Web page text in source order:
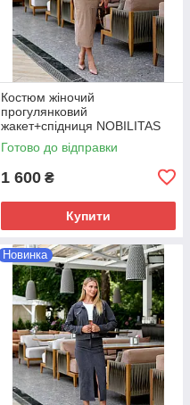
Костюм жіночий
прогулянковий
жакет+спiдниця NOBILITAS
42-52 бежевого кольору
Готово до відправки
1 600 ₴
Купити
Новинка